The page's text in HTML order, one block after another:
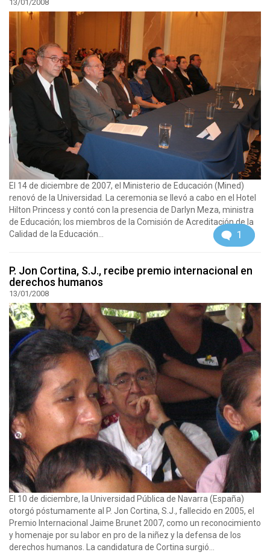
13/01/2008
El 14 de diciembre de 2007, el Ministerio de Educación (Mined)
renovó de la Universidad. La ceremonia se llevó a cabo en el Hotel
Hilton Princess y contó con la presencia de Darlyn Meza, ministra
de Educación; los miembros de la Comisión de Acreditación de la
Calidad de la Educación...
1
P. Jon Cortina, S.J., recibe premio internacional en
derechos humanos
13/01/2008
El 10 de diciembre, la Universidad Pública de Navarra (España)
otorgó póstumamente al P. Jon Cortina, S.J., fallecido en 2005, el
Premio Internacional Jaime Brunet 2007, como un reconocimiento
y homenaje por su labor en pro de la niñez y la defensa de los
derechos humanos. La candidatura de Cortina surgió...